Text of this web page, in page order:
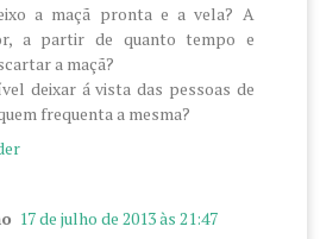
a maçã pronta e a vela? A
a partir de quanto tempo e
a maçã?
deixar á vista das pessoas de
frequenta a mesma?
17 de julho de 2013 às 21:47